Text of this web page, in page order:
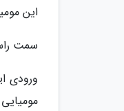
این
سمت
ورودی